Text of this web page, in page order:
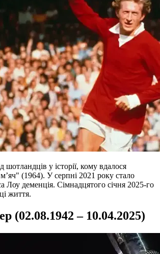
у історії, кому вдалося
(1964). У серпні 2021 року стало
Лоу деменція. Сімнадцятого січня 2025-го
життя.
(02.08.1942 – 10.04.2025)